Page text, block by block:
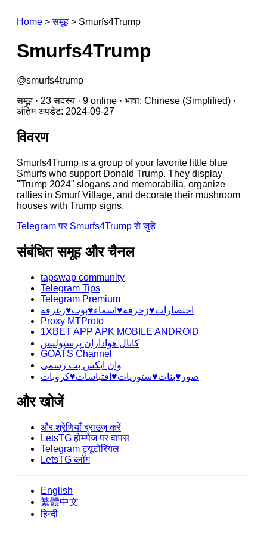
Home >समूह > Smurfs4Trump
Smurfs4Trump
@smurfs4trump
समूह · 23 सदस्य · 9 online · भाषा: Chinese (Simplified) ·
अंतिम अपडेट: 2024-09-27
विवरण
Smurfs4Trump is a group of your favorite little blue
Smurfs who support Donald Trump. They display
"Trump 2024" slogans and memorabilia, organize
rallies in Smurf Village, and decorate their mushroom
houses with Trump signs.
Telegram पर Smurfs4Trump से जुड़ें
संबंधित समूह और चैनल
tapswap community
Telegram Tips
Telegram Premium
اختصارات♥️زخرفه♥️اسماء♥️بوت♥️زغرفه
Proxy MTProto
1XBET APP APK MOBILE ANDROID
کانال هواداران پرسپولیس
GOATS Channel
وان ایکس بت رسمی
صور♥️بنات♥️ستوريات♥️اقتباسات♥️كروبات
और खोजें
और श्रेणियाँ ब्राउज़ करें
LetsTG होमपेज पर वापस
Telegram ट्यूटोरियल
LetsTG ब्लॉग
English
繁體中文
हिन्दी